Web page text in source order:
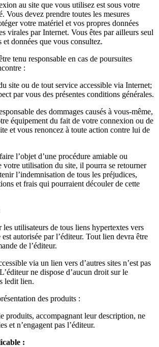
au site que vous utilisez est sous votre
Vous devez prendre toutes les mesures
votre matériel et vos propres données
virales par Internet. Vous êtes par ailleurs seul
et données que vous consultez.
tenu responsable en cas de poursuites
:
site ou de tout service accessible via Internet;
par vous des présentes conditions générales.
des dommages causés à vous-même,
équipement du fait de votre connexion ou de
et vous renoncez à toute action contre lui de
l’objet d’une procédure amiable ou
votre utilisation du site, il pourra se retourner
l’indemnisation de tous les préjudices,
et frais qui pourraient découler de cette
les utilisateurs de tous liens hypertextes vers
autorisée par l’éditeur. Tout lien devra être
de l’éditeur.
via un lien vers d’autres sites n’est pas
ne dispose d’aucun droit sur le
ledit lien.
des produits :
produits, accompagnant leur description, ne
et n’engagent pas l’éditeur.
: